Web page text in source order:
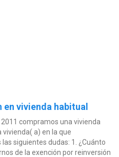
en vivienda habitual
compramos una vivienda
a) en la que
siguientes dudas: 1. ¿Cuánto
de la exención por reinversión